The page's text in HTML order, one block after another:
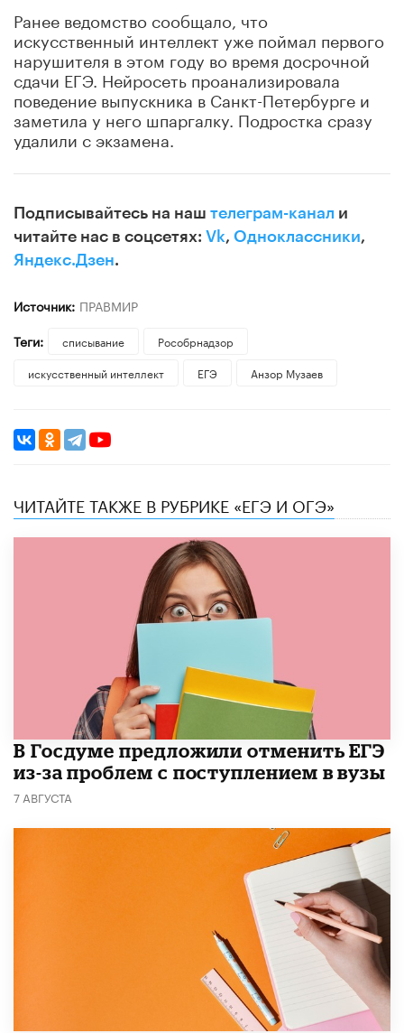
Ранее ведомство сообщало, что
искусственный интеллект уже поймал первого
нарушителя в этом году во время досрочной
сдачи ЕГЭ. Нейросеть проанализировала
поведение выпускника в Санкт-Петербурге и
заметила у него шпаргалку. Подростка сразу
удалили с экзамена.
Подписывайтесь на наш телеграм-канал и
читайте нас в соцсетях: Vk, Одноклассники,
Яндекс.Дзен.
Источник: ПРАВМИР
Теги:
списывание
Рособрнадзор
искусственный интеллект
ЕГЭ Анзор Музаев
ЧИТАЙТЕ ТАКЖЕ В РУБРИКЕ «ЕГЭ И ОГЭ»
В Госдуме предложили отменить ЕГЭ
из-за проблем с поступлением в вузы
7 АВГУСТА